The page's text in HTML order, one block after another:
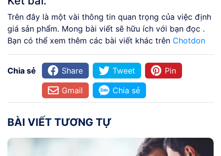
Trên đây là một vài thông tin quan trọng của việc định
giá sản phẩm. Mong bài viết sẽ hữu ích với bạn đọc .
Bạn có thể xem thêm các bài viết khác trên Chotdon
Chia sẻ Share Tweet
Pin
Gmail
Chia sẻ
BÀI VIẾT TƯƠNG TỰ